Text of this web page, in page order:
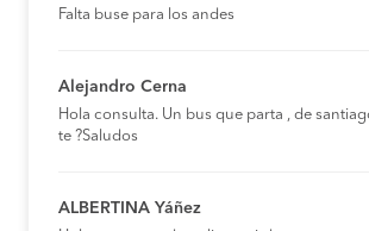
Falta buse para los andes
Alejandro Cerna
Hola consulta. Un bus que parta , de
te ?Saludos
ALBERTINA Yáñez